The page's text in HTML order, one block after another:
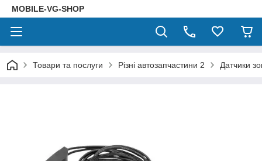
MOBILE-VG-SHOP
Товари та послуги Різні автозапчастини 2 Датчики